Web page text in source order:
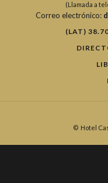
(Llamada a
Correo electrónico:
(LAT)
© Hotel